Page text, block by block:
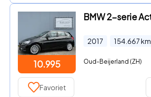
10.995
2017 154.667km
Oud-Beijerland (ZH)
Favoriet